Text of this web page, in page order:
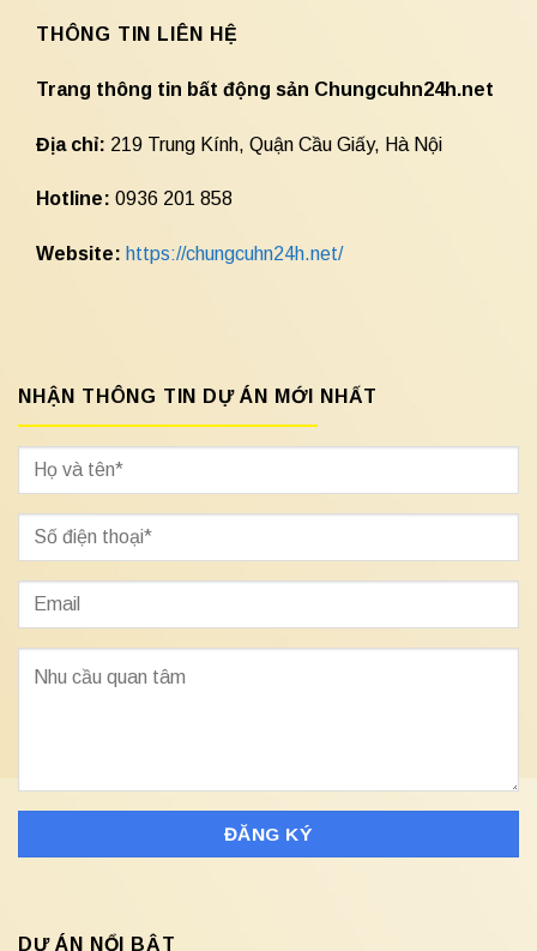
THÔNG TIN LIÊN HỆ
Trang thông tin bất động sản Chungcuhn24h.net
Địa chỉ: 219 Trung Kính, Quận Cầu Giấy, Hà Nội
Hotline: 0936 201 858
Website: https://chungcuhn24h.net/
NHẬN THÔNG TIN DỰ ÁN MỚI NHẤT
DỰ ÁN NỔI BẬT